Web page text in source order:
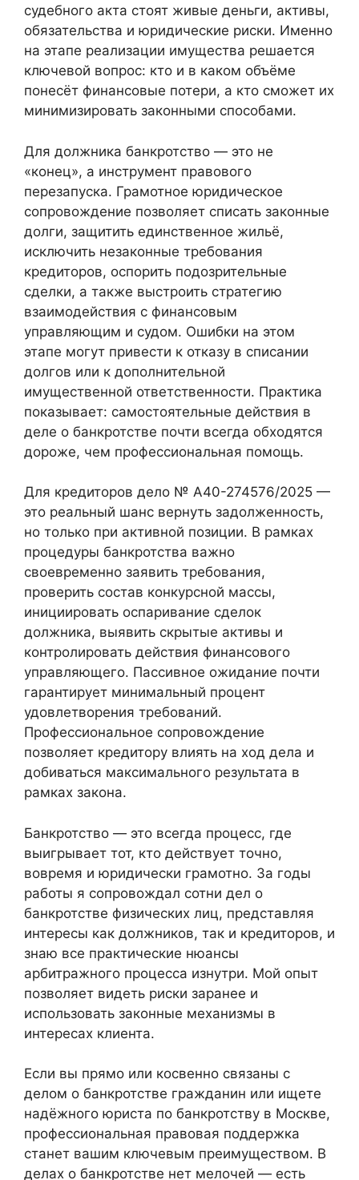
судебного акта стоят живые деньги, активы,
обязательства и юридические риски. Именно
на этапе реализации имущества решается
ключевой вопрос: кто и в каком объёме
понесёт финансовые потери, а кто сможет их
минимизировать законными способами.
Для должника банкротство — это не
«конец», а инструмент правового
перезапуска. Грамотное юридическое
сопровождение позволяет списать законные
долги, защитить единственное жильё,
исключить незаконные требования
кредиторов, оспорить подозрительные
сделки, а также выстроить стратегию
взаимодействия с финансовым
управляющим и судом. Ошибки на этом
этапе могут привести к отказу в списании
долгов или к дополнительной
имущественной ответственности. Практика
показывает: самостоятельные действия в
деле о банкротстве почти всегда обходятся
дороже, чем профессиональная помощь.
Для кредиторов дело № А40-274576/2025 —
это реальный шанс вернуть задолженность,
но только при активной позиции. В рамках
процедуры банкротства важно
своевременно заявить требования,
проверить состав конкурсной массы,
инициировать оспаривание сделок
должника, выявить скрытые активы и
контролировать действия финансового
управляющего. Пассивное ожидание почти
гарантирует минимальный процент
удовлетворения требований.
Профессиональное сопровождение
позволяет кредитору влиять на ход дела и
добиваться максимального результата в
рамках закона.
Банкротство — это всегда процесс, где
выигрывает тот, кто действует точно,
вовремя и юридически грамотно. За годы
работы я сопровождал сотни дел о
банкротстве физических лиц, представляя
интересы как должников, так и кредиторов, и
знаю все практические нюансы
арбитражного процесса изнутри. Мой опыт
позволяет видеть риски заранее и
использовать законные механизмы в
интересах клиента.
Если вы прямо или косвенно связаны с
делом о банкротстве гражданин или ищете
надёжного юриста по банкротству в Москве,
профессиональная правовая поддержка
станет вашим ключевым преимуществом. В
делах о банкротстве нет мелочей — есть